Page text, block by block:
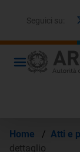
Seguici su:
Home / Atti e
dettaglio